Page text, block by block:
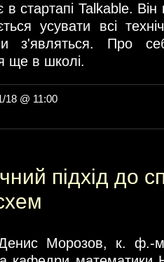
в стартапі Talkable.
усувати всі
з'являться. Про
ще в школі.
18 @ 11:00
підхід до
Морозов, к. ф.-